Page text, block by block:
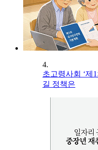
4.
초고령사회 ‘제
길 정책은